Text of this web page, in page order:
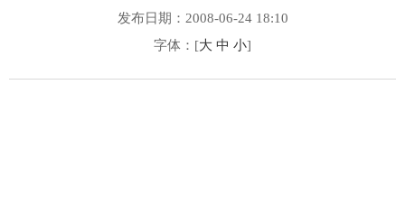
发布日期：2008-06-24 18:10
字体：[大 中 小]